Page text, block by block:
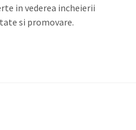
in vederea incheierii
si promovare.